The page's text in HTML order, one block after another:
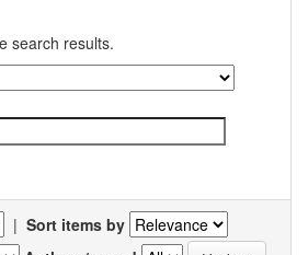
search results.
| Sort items by